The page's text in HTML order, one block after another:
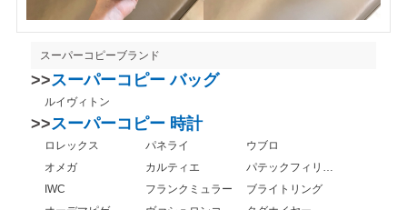
スーパーコピーブランド
>>スーパーコピー バッグ
ルイヴィトン
>>スーパーコピー 時計
ロレックス パネライ
ウブロ
オメガ
カルティエ
IWC
フランクミュラー
ブライトリング